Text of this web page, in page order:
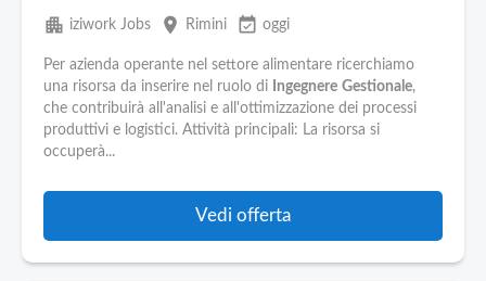
apartment iziwork Jobs place Rimini event_available oggi
Per azienda operante nel settore alimentare ricerchiamo
una risorsa da inserire nel ruolo di
Ingegnere Gestionale,
che contribuirà all'analisi e all'ottimizzazione dei processi
produttivi e logistici. Attività principali: La risorsa si
occuperà...
Vedi offerta